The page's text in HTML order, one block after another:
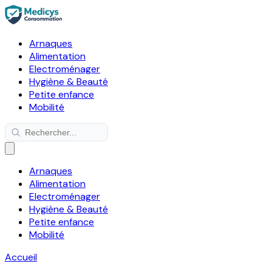
Arnaques
Alimentation
Electroménager
Hygiène & Beauté
Petite enfance
Mobilité
Arnaques
Alimentation
Electroménager
Hygiène & Beauté
Petite enfance
Mobilité
Accueil